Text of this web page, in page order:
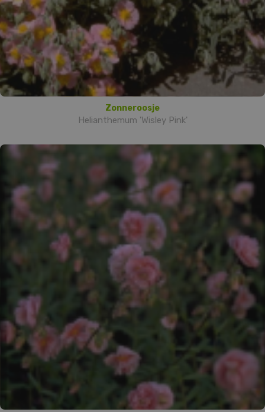
Zonneroosje
Helianthemum 'Wisley Pink'